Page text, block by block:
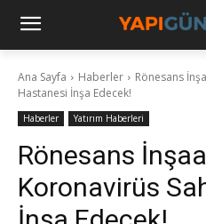
Ana Sayfa Haberler
Rönesans
Hastanesi İnşa Edecek!
Haberler Yatırım Haberleri
Rönesans
Koronavirüs